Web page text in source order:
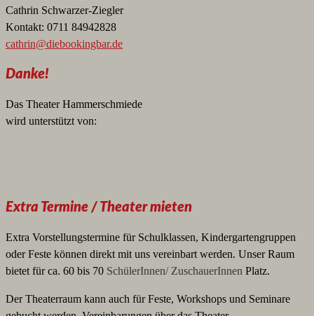
Cathrin Schwarzer-Ziegler
Kontakt: 0711 84942828
cathrin@diebookingbar.de
Danke!
Das Theater Hammerschmiede
wird unterstützt von:
Extra Termine / Theater mieten
Extra Vorstellungstermine für Schulklassen, Kindergartengruppen
oder Feste können direkt mit uns vereinbart werden. Unser Raum
bietet für ca. 60 bis 70 SchülerInnen/ ZuschauerInnen Platz.
Der Theaterraum kann auch für Feste, Workshops und Seminare